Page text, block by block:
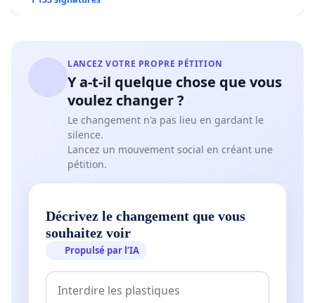
LANCEZ VOTRE PROPRE PÉTITION
Y a-t-il quelque chose que vous
voulez changer ?
Le changement n'a pas lieu en gardant le
silence.
Lancez un mouvement social en créant une
pétition.
Décrivez le changement que vous
souhaitez voir
Propulsé par l’IA